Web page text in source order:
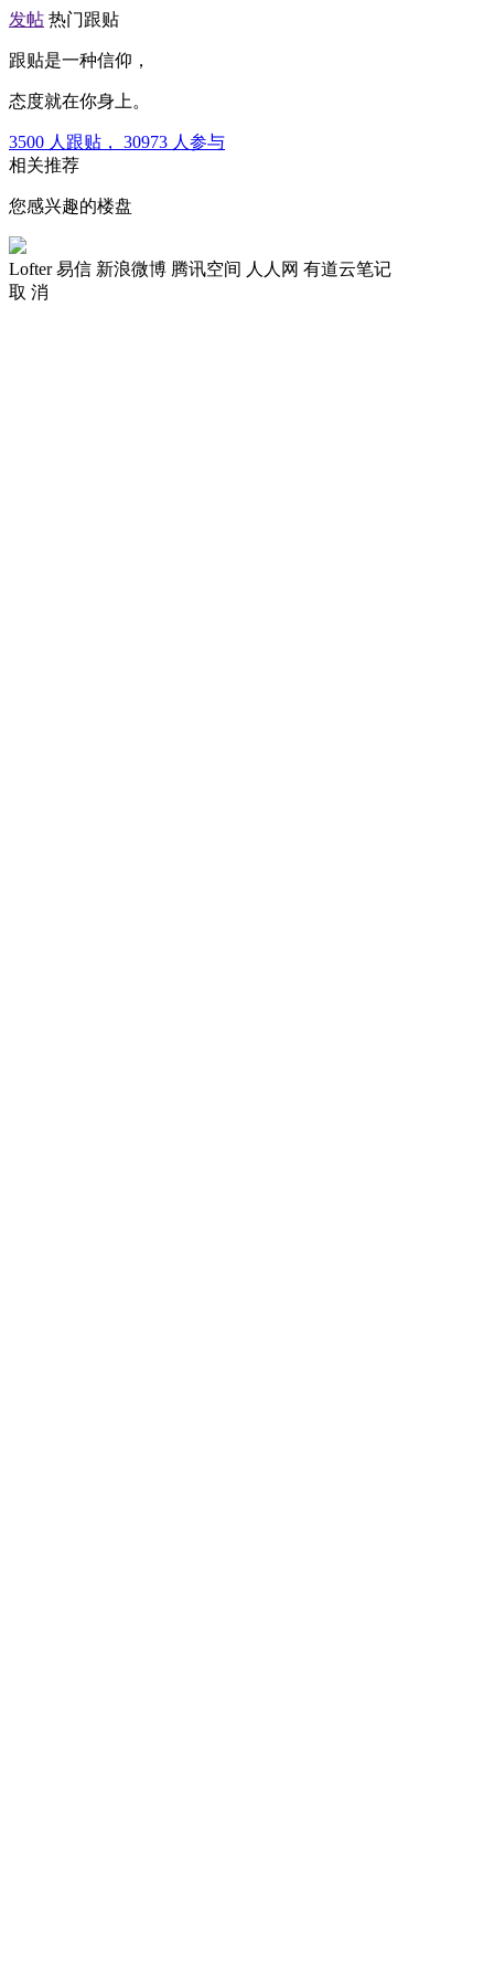
发帖 热门跟贴
跟贴是一种信仰，
态度就在你身上。
3500 人跟贴， 30973 人参与
相关推荐
您感兴趣的楼盘
Lofter 易信 新浪微博 腾讯空间 人人网 有道云笔记
取 消